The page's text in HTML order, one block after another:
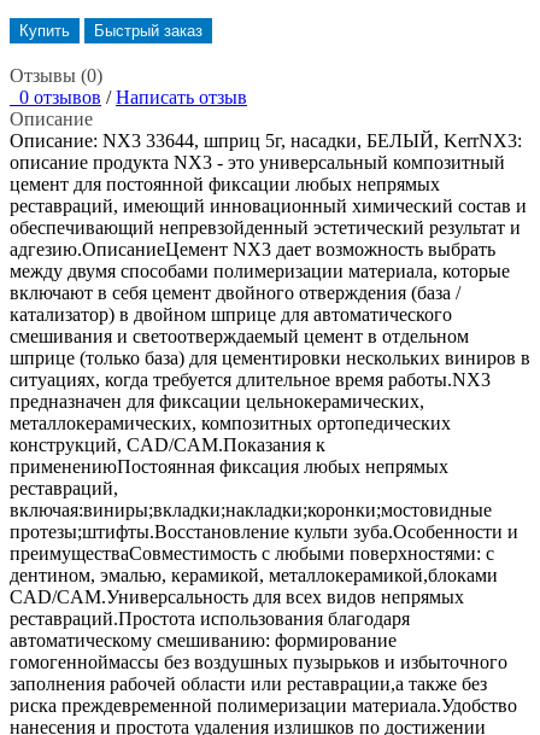
Купить Быстрый заказ
Отзывы (0)
0 отзывов / Написать отзыв
Описание
Описание: NX3 33644, шприц 5г, насадки, БЕЛЫЙ, KerrNX3:
описание продукта NX3 - это универсальный композитный
цемент для постоянной фиксации любых непрямых
реставраций, имеющий инновационный химический состав и
обеспечивающий непревзойденный эстетический результат и
адгезию.ОписаниеЦемент NX3 дает возможность выбрать
между двумя способами полимеризации материала, которые
включают в себя цемент двойного отверждения (база /
катализатор) в двойном шприце для автоматического
смешивания и светоотверждаемый цемент в отдельном
шприце (только база) для цементировки нескольких виниров в
ситуациях, когда требуется длительное время работы.NX3
предназначен для фиксации цельнокерамических,
металлокерамических, композитных ортопедических
конструкций, CAD/CAM.Показания к
применениюПостоянная фиксация любых непрямых
реставраций,
включая:виниры;вкладки;накладки;коронки;мостовидные
протезы;штифты.Восстановление культи зуба.Особенности и
преимуществаCовместимость с любыми поверхностями: с
дентином, эмалью, керамикой, металлокерамикой,блоками
CAD/CAM.Универсальность для всех видов непрямых
реставраций.Простота использования благодаря
автоматическому смешиванию: формирование
гомогенноймассы без воздушных пузырьков и избыточного
заполнения рабочей области или реставрации,а также без
риска преждевременной полимеризации материала.Удобство
нанесения и простота удаления излишков по достижении